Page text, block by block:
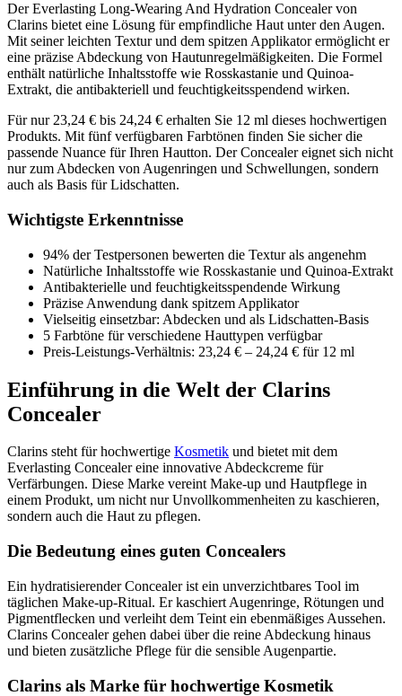
Der Everlasting Long-Wearing And Hydration Concealer von
Clarins bietet eine Lösung für empfindliche Haut unter den Augen.
Mit seiner leichten Textur und dem spitzen Applikator ermöglicht er
eine präzise Abdeckung von Hautunregelmäßigkeiten. Die Formel
enthält natürliche Inhaltsstoffe wie Rosskastanie und Quinoa-
Extrakt, die antibakteriell und feuchtigkeitsspendend wirken.
Für nur 23,24 € bis 24,24 € erhalten Sie 12 ml dieses hochwertigen
Produkts. Mit fünf verfügbaren Farbtönen finden Sie sicher die
passende Nuance für Ihren Hautton. Der Concealer eignet sich nicht
nur zum Abdecken von Augenringen und Schwellungen, sondern
auch als Basis für Lidschatten.
Wichtigste Erkenntnisse
94% der Testpersonen bewerten die Textur als angenehm
Natürliche Inhaltsstoffe wie Rosskastanie und Quinoa-Extrakt
Antibakterielle und feuchtigkeitsspendende Wirkung
Präzise Anwendung dank spitzem Applikator
Vielseitig einsetzbar: Abdecken und als Lidschatten-Basis
5 Farbtöne für verschiedene Hauttypen verfügbar
Preis-Leistungs-Verhältnis: 23,24 € – 24,24 € für 12 ml
Einführung in die Welt der Clarins
Concealer
Clarins steht für hochwertige Kosmetik und bietet mit dem
Everlasting Concealer eine innovative Abdeckcreme für
Verfärbungen. Diese Marke vereint Make-up und Hautpflege in
einem Produkt, um nicht nur Unvollkommenheiten zu kaschieren,
sondern auch die Haut zu pflegen.
Die Bedeutung eines guten Concealers
Ein hydratisierender Concealer ist ein unverzichtbares Tool im
täglichen Make-up-Ritual. Er kaschiert Augenringe, Rötungen und
Pigmentflecken und verleiht dem Teint ein ebenmäßiges Aussehen.
Clarins Concealer gehen dabei über die reine Abdeckung hinaus
und bieten zusätzliche Pflege für die sensible Augenpartie.
Clarins als Marke für hochwertige Kosmetik